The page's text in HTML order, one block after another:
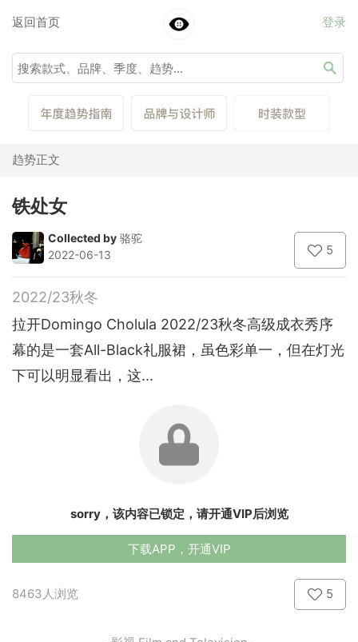
返回首页 登录
趋势正文
铁处女
Collected by 骆驼
2022-06-13
5
2022/23秋冬
拉开Domingo Cholula 2022/23秋冬高级成衣秀序
幕的是一套All-Black礼服裙，虽色彩单一，但在灯光
下可以明显看出，这...
sorry，该内容已锁定，请开通VIP后浏览
下载APP，开通VIP
8463人浏览 5